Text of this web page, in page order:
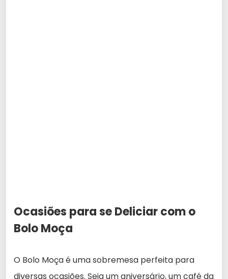
Ocasiões para se Deliciar com o
Bolo Moça
O Bolo Moça é uma sobremesa perfeita para
diversas ocasiões. Seja um aniversário, um café da